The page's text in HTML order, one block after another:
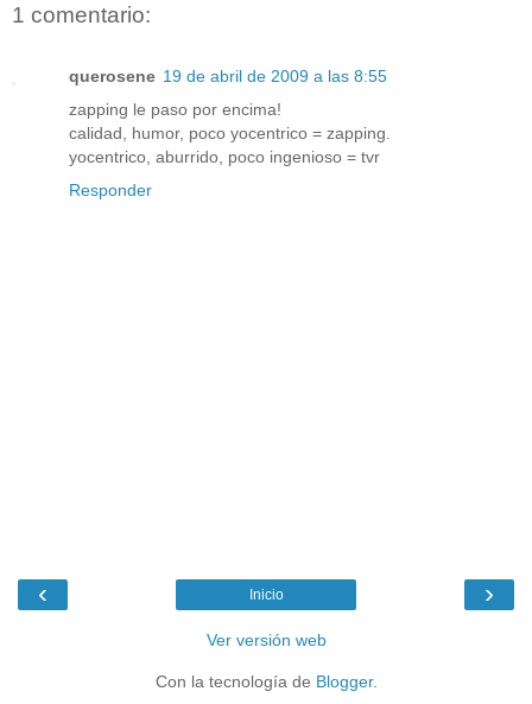
1 comentario:
querosene 19 de abril de 2009 a las 8:55
zapping le paso por encima!
calidad, humor, poco yocentrico = zapping.
yocentrico, aburrido, poco ingenioso = tvr
Responder
‹ ›
Inicio
Ver versión web
Con la tecnología de Blogger.